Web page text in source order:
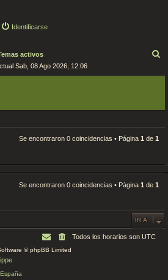
Identificarse
activos
a
r
Sab, 08 Ago 2026, 12:06
Se encontraron 0 coincidencias • Página 1 de 1
Se encontraron 0 coincidencias • Página 1 de 1
IR A
Todos los horarios son UTC
© phpBB Limited